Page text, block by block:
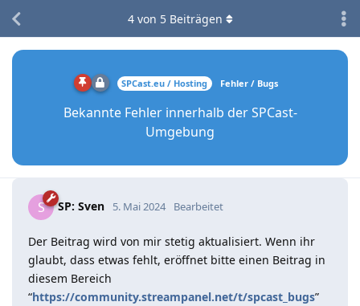
SPCast.eu / Hosting Fehler / Bugs
Bekannte Fehler innerhalb der SPCast-
Umgebung
4von 5Beiträgen
S SP: Sven 5. Mai 2024 Bearbeitet
Der Beitrag wird von mir stetig aktualisiert. Wenn ihr
glaubt, dass etwas fehlt, eröffnet bitte einen Beitrag in
diesem Bereich
“https://community.streampanel.net/t/spcast_bugs”